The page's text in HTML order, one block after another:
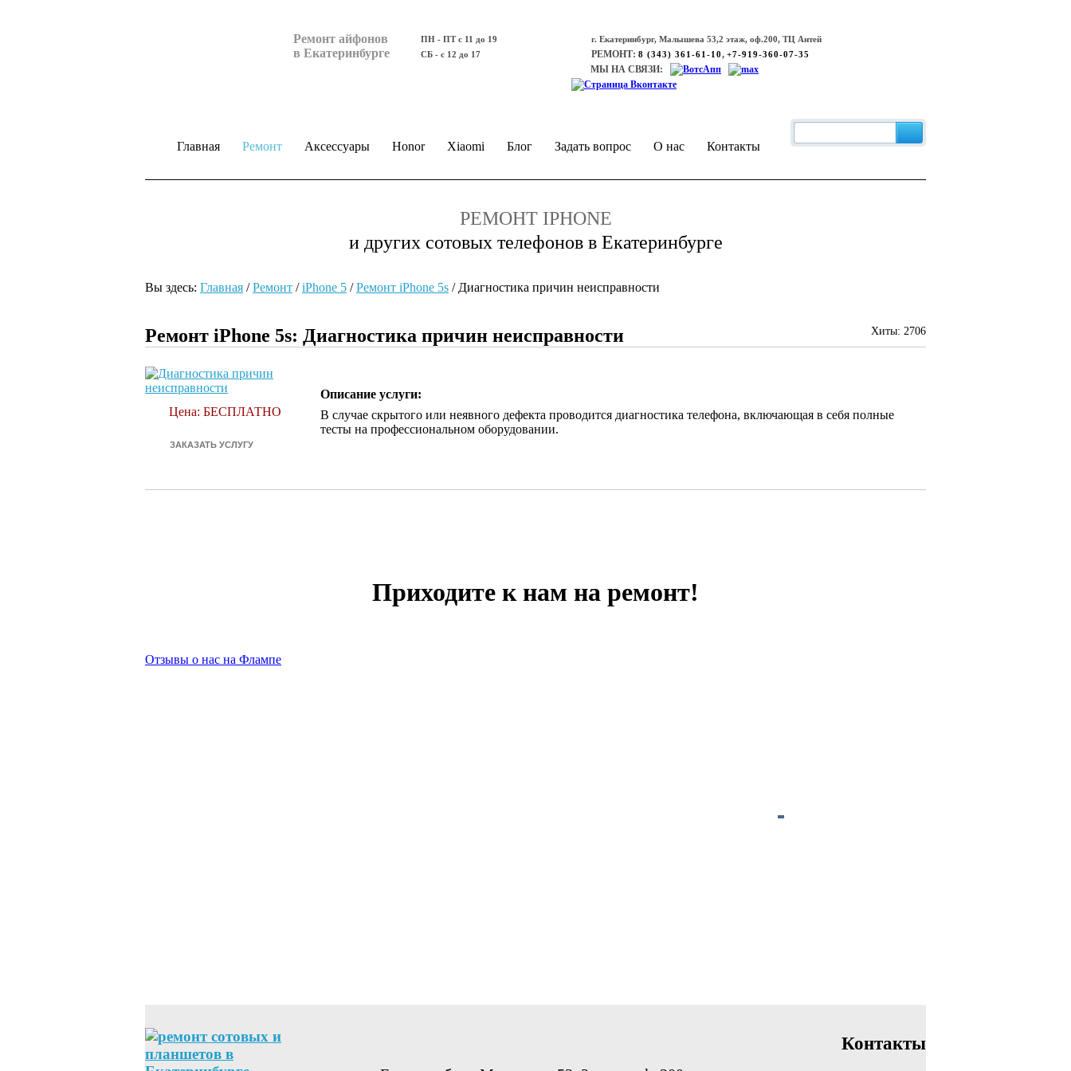
Ремонт айфонов
в Екатеринбурге
ПН - ПТ с 11 до 19
СБ - с 12 до 17
г. Екатеринбург, Малышева 53,2 этаж, оф.200, ТЦ Антей
РЕМОНТ: 8 (343) 361-61-10, +7-919-360-07-35
МЫ НА СВЯЗИ:
Главная Ремонт Аксессуары Honor Xiaomi Блог Задать вопрос О нас Контакты
РЕМОНТ IPHONE
и других сотовых телефонов в Екатеринбурге
Вы здесь: Главная /Ремонт /iPhone 5 /Ремонт iPhone 5s / Диагностика причин неисправности
Хиты: 2706
Ремонт iPhone 5s: Диагностика причин неисправности
Цена: БЕСПЛАТНО
Описание услуги:
В случае скрытого или неявного дефекта проводится диагностика телефона, включающая в себя полные
тесты на профессиональном оборудовании.
Приходите к нам на ремонт!
Отзывы о нас на Флампе
Контакты